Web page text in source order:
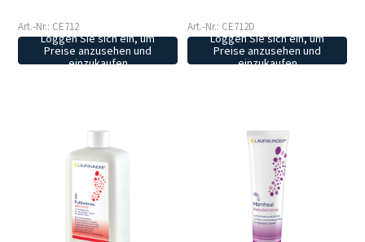
Art.-Nr.: CE712
Loggen Sie sich ein, um
Preise anzusehen und
einzukaufen
Art.-Nr.: CE712D
Loggen Sie sich ein, um
Preise anzusehen und
einzukaufen